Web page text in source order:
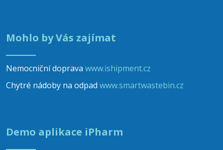
Mohlo by Vás zajímat
Nemocniční doprava www.ishipment.cz
Chytré nádoby na odpad www.smartwastebin.cz
Demo aplikace iPharm